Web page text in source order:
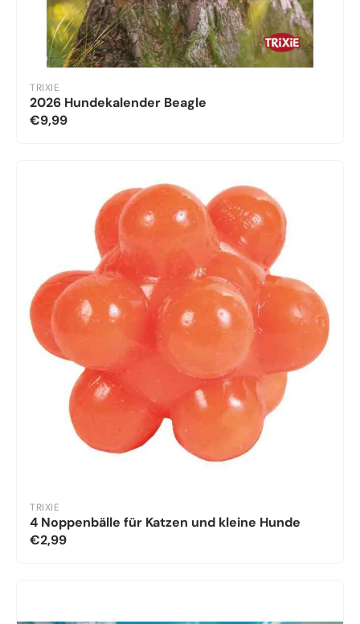
TRIXIE
2026 Hundekalender Beagle
€9,99
TRIXIE
4 Noppenbälle für Katzen und kleine Hunde
€2,99